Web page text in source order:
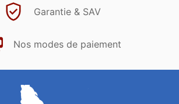
Garantie & SAV
Nos modes de paiement